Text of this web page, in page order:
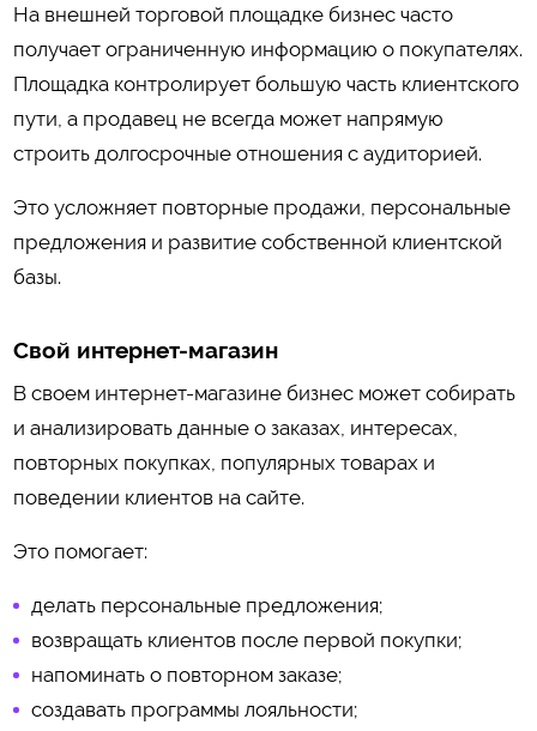
На внешней торговой площадке бизнес часто
получает ограниченную информацию о покупателях.
Площадка контролирует большую часть клиентского
пути, а продавец не всегда может напрямую
строить долгосрочные отношения с аудиторией.
Это усложняет повторные продажи, персональные
предложения и развитие собственной клиентской
базы.
Свой интернет-магазин
В своем интернет-магазине бизнес может собирать
и анализировать данные о заказах, интересах,
повторных покупках, популярных товарах и
поведении клиентов на сайте.
Это помогает:
делать персональные предложения;
возвращать клиентов после первой покупки;
напоминать о повторном заказе;
создавать программы лояльности;